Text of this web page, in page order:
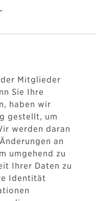
Mitglieder
Sie Ihre
haben wir
gestellt, um
werden daran
an
umgehend zu
Ihrer Daten zu
Identität